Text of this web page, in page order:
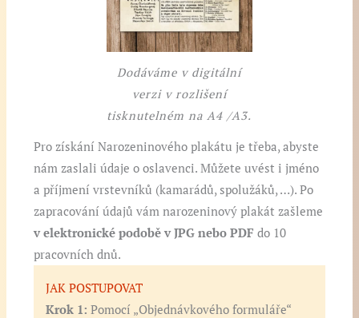
Dodáváme v digitální
verzi v rozlišení
tisknutelném na A4 /A3.
Pro získání Narozeninového plakátu je třeba, abyste
nám zaslali údaje o oslavenci. Můžete uvést i jméno
a příjmení vrstevníků (kamarádů, spolužáků, …). Po
zapracování údajů vám narozeninový plakát zašleme
v elektronické podobě v JPG nebo PDF do 10
pracovních dnů.
JAK POSTUPOVAT
Krok 1: Pomocí „Objednávkového formuláře“